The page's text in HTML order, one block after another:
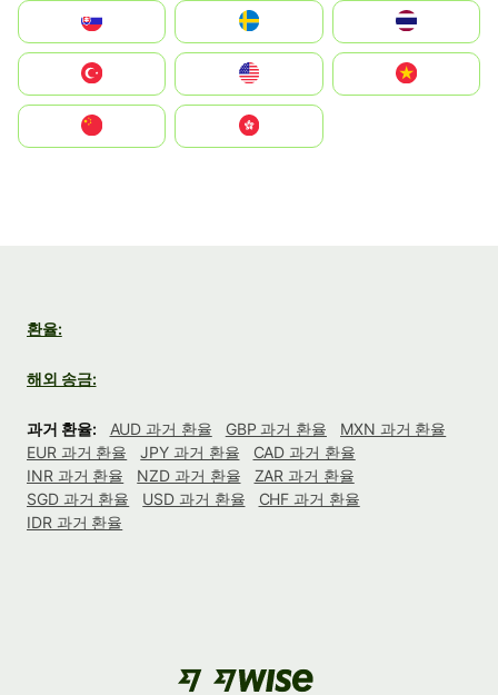
United States
中國香港特別行政區
환율:
해외 송금:
과거 환율: AUD 과거 환율 GBP 과거 환율
MXN 과거 환율
EUR 과거 환율
JPY 과거 환율
CAD 과거 환율
INR 과거 환율
NZD 과거 환율
ZAR 과거 환율
SGD 과거 환율
USD 과거 환율
CHF 과거 환율
IDR 과거 환율